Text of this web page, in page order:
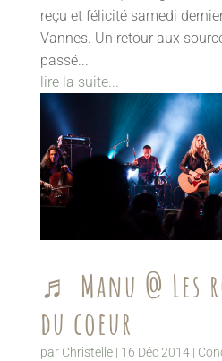
reçu et félicité samedi
Vannes. Un retour aux
passé...
lire la suite...
♬ Manu @ Les
du coeur
par Christelle| 16 Déc 2014|